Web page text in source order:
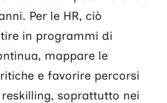
Per le HR, ciò
in programmi di
mappare le
e favorire percorsi
soprattutto nei